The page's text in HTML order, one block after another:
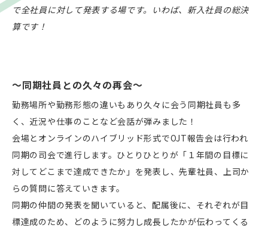
で全社員に対して発表する場です。いわば、新入社員の総決
算です！
～同期社員との久々の再会～
勤務場所や勤務形態の違いもあり久々に会う同期社員も多
く、近況や仕事のことなど会話が弾みました！
会場とオンラインのハイブリッド形式でOJT報告会は行われ
同期の司会で進行します。ひとりひとりが「１年間の目標に
対してどこまで達成できたか」を発表し、先輩社員、上司か
らの質問に答えていきます。
同期の仲間の発表を聞いていると、配属後に、それぞれが目
標達成のため、どのように努力し成長したかが伝わってくる